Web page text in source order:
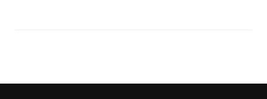
d'article